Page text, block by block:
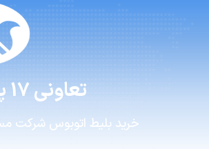
تعاونی 17 پیک صبا
خرید بلیط اتوبوس شرکت